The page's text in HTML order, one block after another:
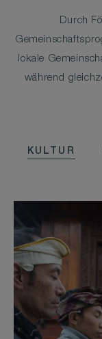
Durch
lokale
während
KULTUR